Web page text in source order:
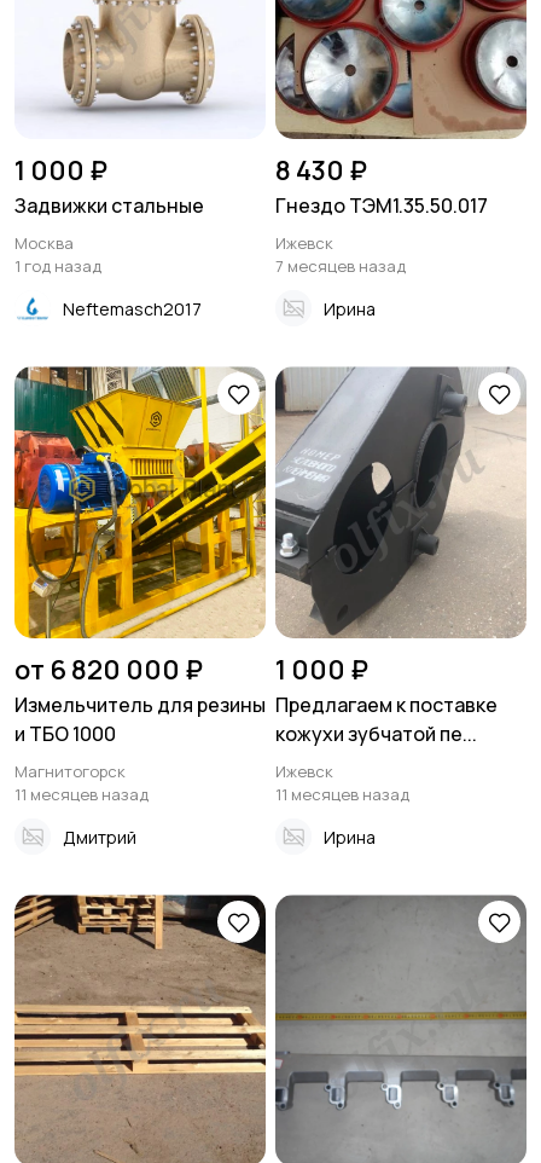
1 000 ₽
Задвижки стальные
Москва
1 год назад
Neftemasch2017
8 430 ₽
Гнездо ТЭМ1.35.50.017
Ижевск
7 месяцев назад
Ирина
от 6 820 000 ₽
Измельчитель для резины
и ТБО 1000
Магнитогорск
11 месяцев назад
Дмитрий
1 000 ₽
Предлагаем к поставке
кожухи зубчатой пе...
Ижевск
11 месяцев назад
Ирина